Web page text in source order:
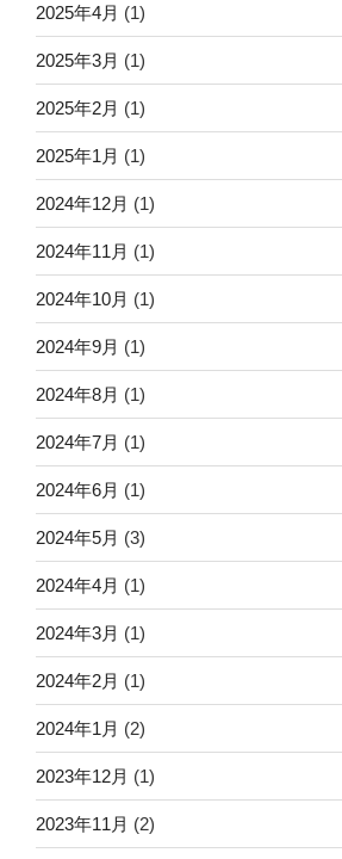
2025年4月 (1)
2025年3月 (1)
2025年2月 (1)
2025年1月 (1)
2024年12月 (1)
2024年11月 (1)
2024年10月 (1)
2024年9月 (1)
2024年8月 (1)
2024年7月 (1)
2024年6月 (1)
2024年5月 (3)
2024年4月 (1)
2024年3月 (1)
2024年2月 (1)
2024年1月 (2)
2023年12月 (1)
2023年11月 (2)